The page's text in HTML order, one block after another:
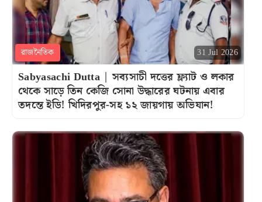
রাজনৈতিক 31 Jul 2026
Sabyasachi Dutta | সব্যসাচী দত্তের ফ্ল্যাট ও লকার
থেকে সাড়ে তিন কেজি সোনা উদ্ধারের ঘটনায় এবার
তদন্তে ইডি! খিদিরপুর-সহ ১২ জায়গায় অভিযান!